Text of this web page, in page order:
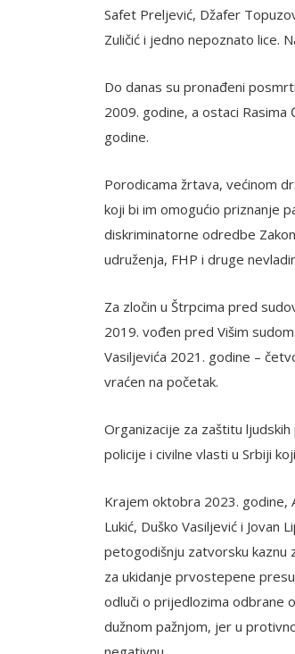
Safet Preljević, Džafer
Zuličić i jedno nepoznato lice.
Do danas su pronađeni
2009. godine, a ostaci Rasima
godine.
Porodicama žrtava, većinom
koji bi im omogućio priznanje
diskriminatorne odredbe
udruženja, FHP i druge
Za zločin u Štrpcima pred
2019. vođen pred Višim
Vasiljevića 2021. godine –
vraćen na početak.
Organizacije za zaštitu
policije i civilne vlasti u Srbiji
Krajem oktobra 2023. godine,
Lukić, Duško Vasiljević i Jovan
petogodišnju zatvorsku kaznu
za ukidanje prvostepene
odluči o prijedlozima odbrane
dužnom pažnjom, jer u